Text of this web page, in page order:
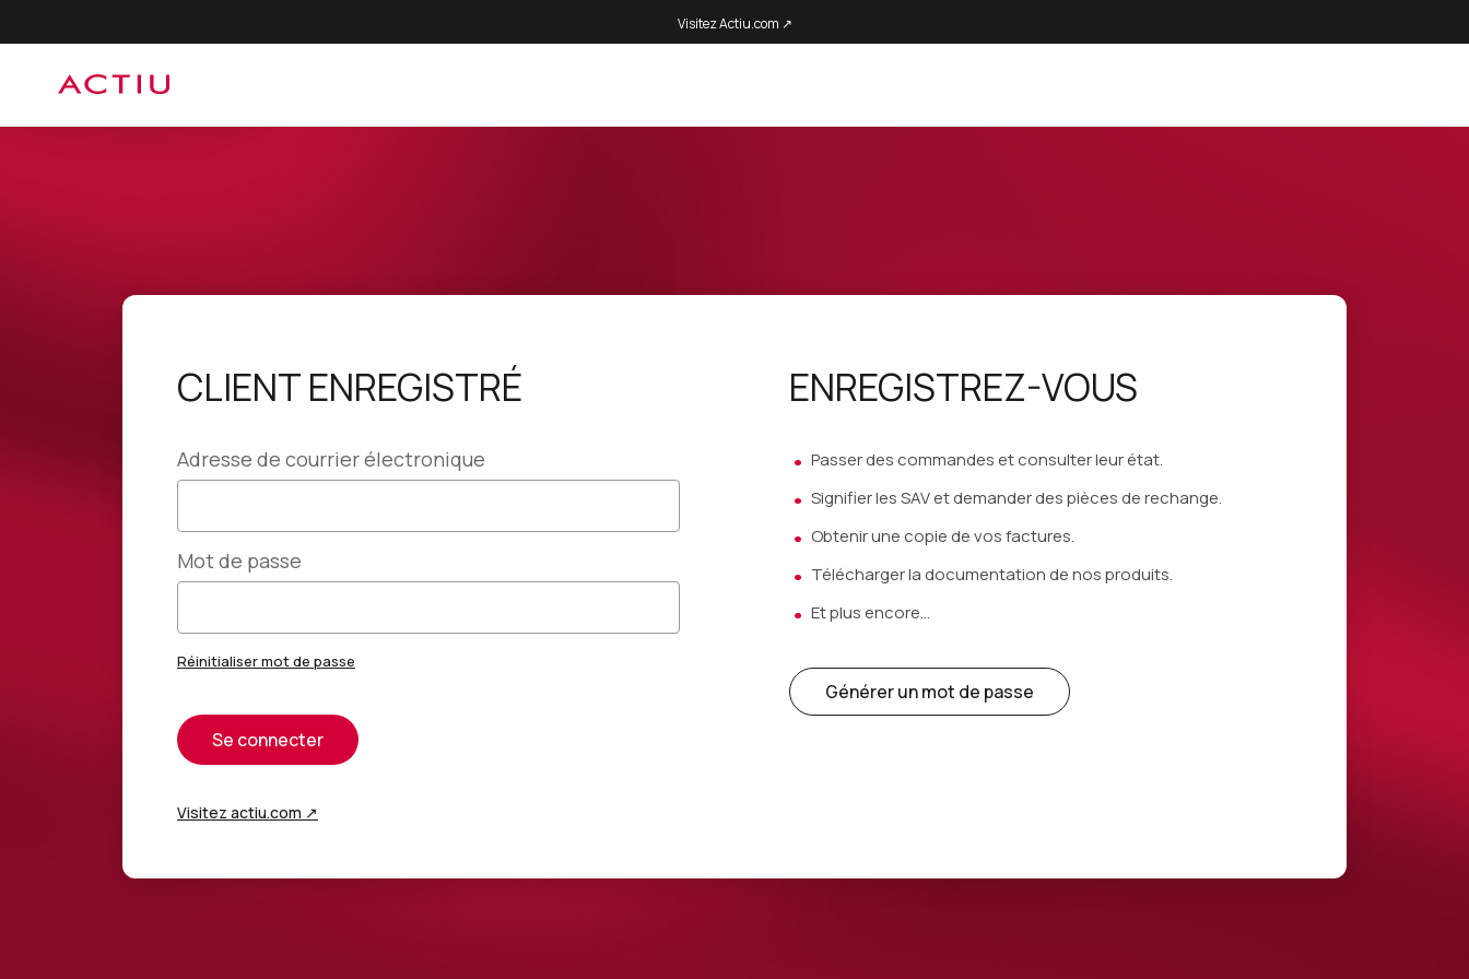
Visitez Actiu.com ↗
CLIENT ENREGISTRÉ
Adresse de courrier électronique
Mot de passe
Réinitialiser mot de passe
Se connecter
Visitez actiu.com ↗
ENREGISTREZ-VOUS
Passer des commandes et consulter leur état.
Signifier les SAV et demander des pièces de rechange.
Obtenir une copie de vos factures.
Télécharger la documentation de nos produits.
Et plus encore...
Générer un mot de passe